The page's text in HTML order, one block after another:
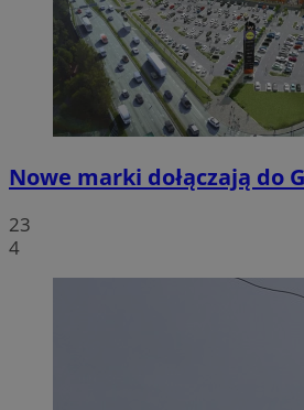
Nowe marki dołączają do
23
4